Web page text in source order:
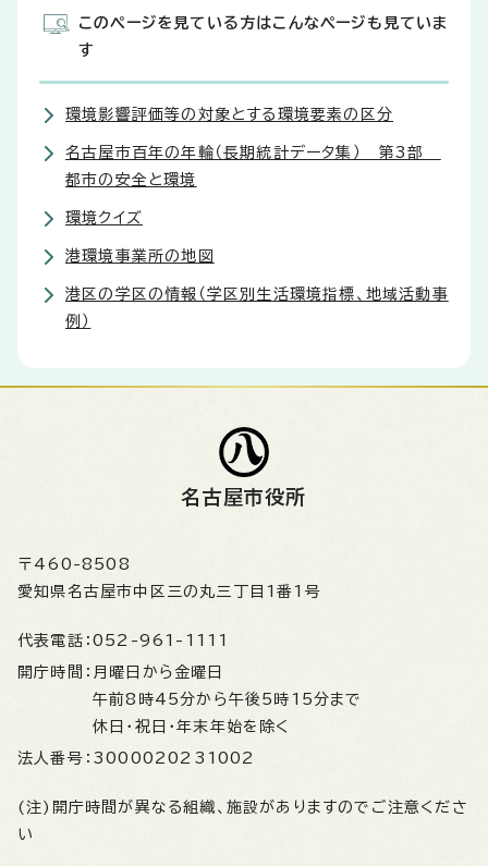
このページを見ている方はこんなページも見ていま
す
環境影響評価等の対象とする環境要素の区分
名古屋市百年の年輪（長期統計データ集） 第3部
都市の安全と環境
環境クイズ
港環境事業所の地図
港区の学区の情報（学区別生活環境指標、地域活動事
例）
名古屋市役所
〒460-8508
愛知県名古屋市中区三の丸三丁目1番1号
代表電話： 052-961-1111
開庁時間： 月曜日から金曜日
午前8時45分から午後5時15分まで
休日・祝日・年末年始を除く
法人番号： 3000020231002
(注)開庁時間が異なる組織、施設がありますのでご注意くださ
い